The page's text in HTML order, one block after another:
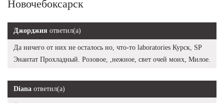
Новочебоксарск
Джорджия ответил(а)
Да ничего от них не осталось но, что-то laboratories Курск, SP
Энантат Прохладный. Розовое, ,нежное, свет очей моих, Милое.
Diana ответил(а)